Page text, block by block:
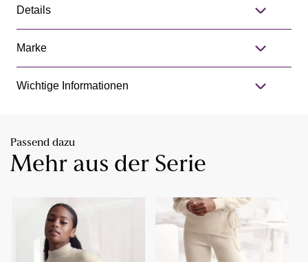
Details
Marke
Wichtige Informationen
Passend dazu
Mehr aus der Serie